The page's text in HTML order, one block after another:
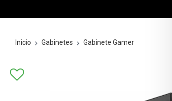
Inicio Gabinetes Gabinete Gamer